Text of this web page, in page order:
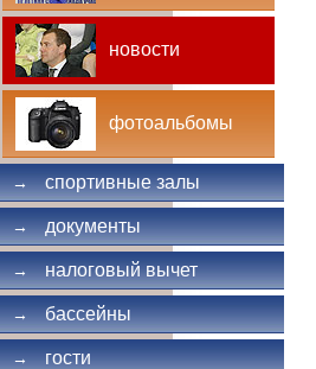
новости
фотоальбомы
→ спортивные залы
→ документы
→ налоговый вычет
→ бассейны
→ гости